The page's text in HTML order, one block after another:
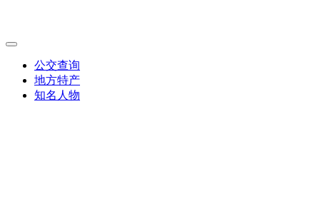
公交查询
地方特产
知名人物